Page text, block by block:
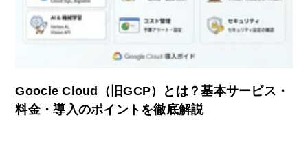
Goocle Cloud（旧GCP）とは？基本サービス・
料金・導入のポイントを徹底解説